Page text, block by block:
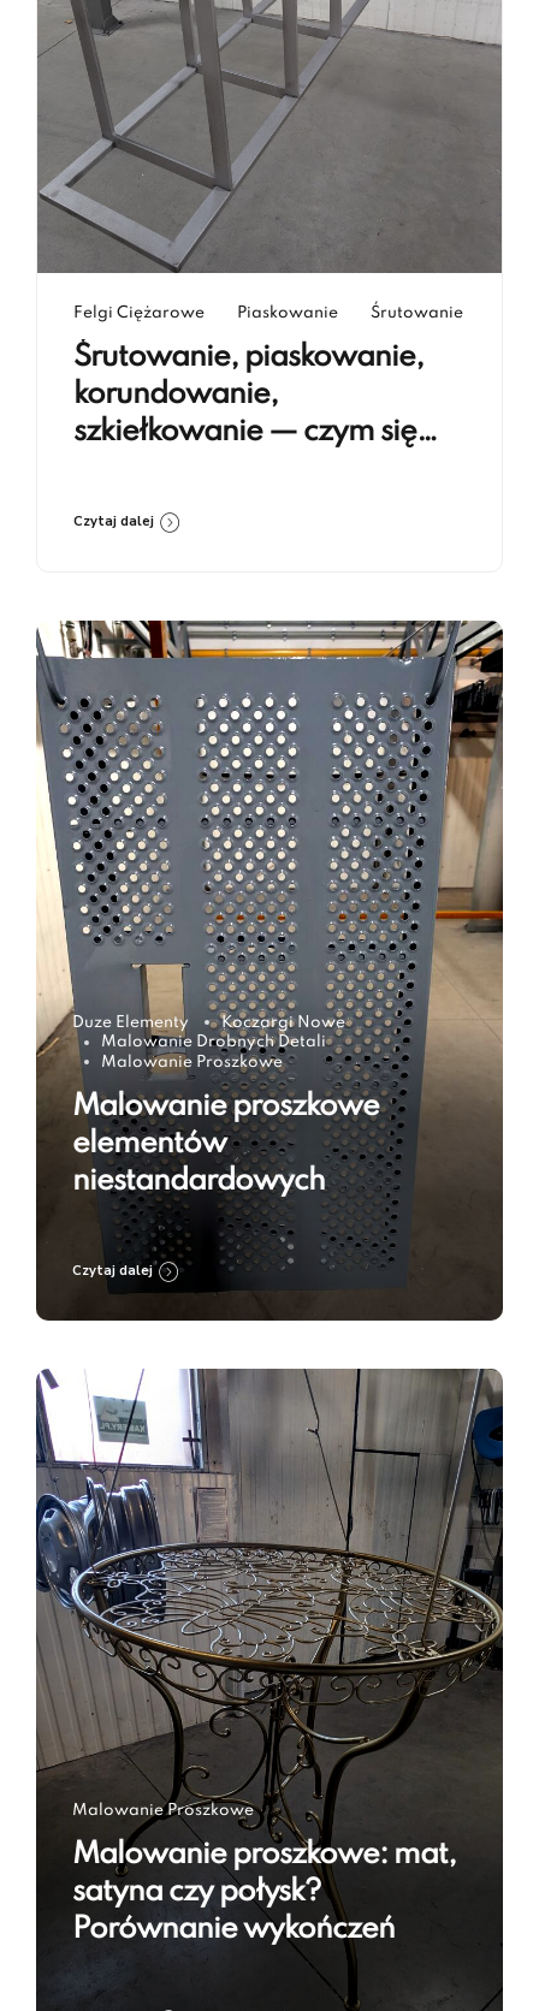
Felgi Ciężarowe Piaskowanie Śrutowanie
Śrutowanie, piaskowanie,
korundowanie,
szkiełkowanie — czym się
Czytaj dalej
Duze Elementy
Koczargi Nowe
Malowanie Drobnych Detali
Malowanie Proszkowe
Malowanie proszkowe
elementów
niestandardowych
Czytaj dalej
Malowanie Proszkowe
Malowanie proszkowe: mat,
satyna czy połysk?
Porównanie wykończeń